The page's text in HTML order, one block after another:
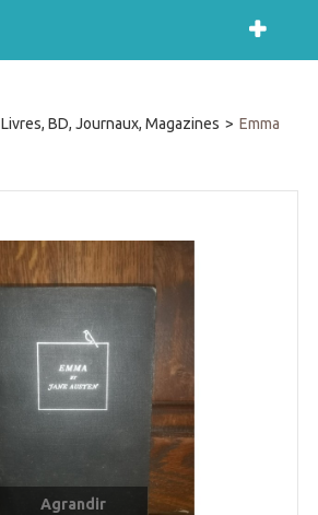
Livres, BD, Journaux, Magazines > Emma
Agrandir